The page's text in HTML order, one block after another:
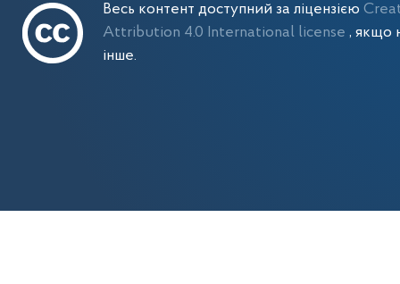
Весь контент доступний за ліцензією
Attribution 4.0 International license , якщо
інше.